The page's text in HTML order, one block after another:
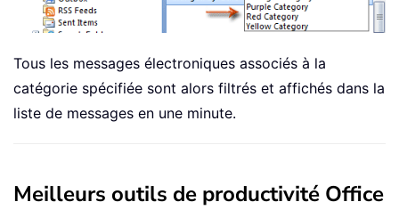
Tous les messages électroniques associés à la
catégorie spécifiée sont alors filtrés et affichés dans la
liste de messages en une minute.
Meilleurs outils de productivité Office